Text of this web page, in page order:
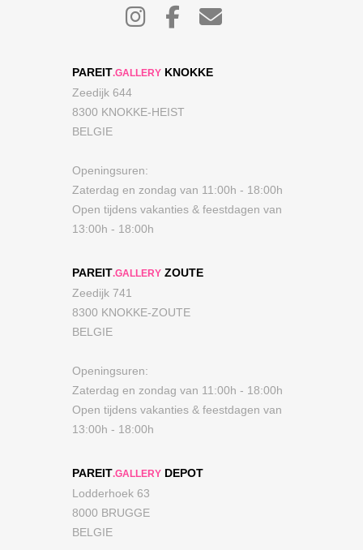
PAREIT.GALLERY KNOKKE
Zeedijk 644
8300 KNOKKE-HEIST
BELGIE
Openingsuren:
Zaterdag en zondag van 11:00h - 18:00h
Open tijdens vakanties & feestdagen van
13:00h - 18:00h
PAREIT.GALLERY ZOUTE
Zeedijk 741
8300 KNOKKE-ZOUTE
BELGIE
Openingsuren:
Zaterdag en zondag van 11:00h - 18:00h
Open tijdens vakanties & feestdagen van
13:00h - 18:00h
PAREIT.GALLERY DEPOT
Lodderhoek 63
8000 BRUGGE
BELGIE